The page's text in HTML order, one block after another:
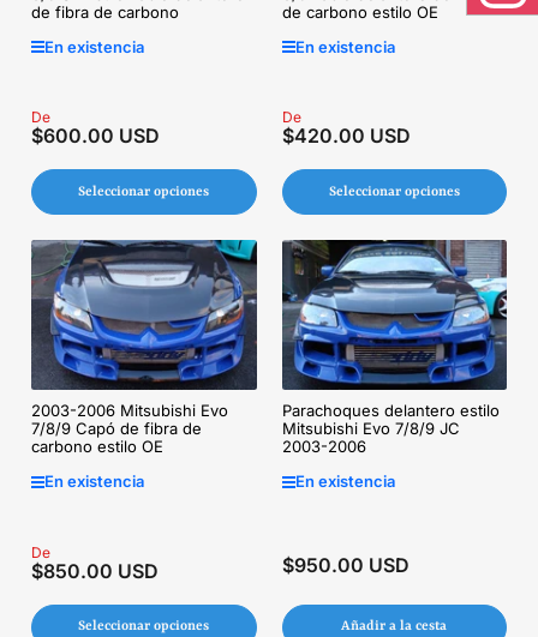
de fibra de carbono
En existencia
Precio
regular
De
$600.00 USD
Seleccionar opciones
de carbono estilo OE
En existencia
Precio
regular
De
$420.00 USD
Seleccionar opciones
2003-2006 Mitsubishi Evo
7/8/9 Capó de fibra de
carbono estilo OE
En existencia
Precio
regular
De
$850.00 USD
Seleccionar opciones
Parachoques delantero estilo
Mitsubishi Evo 7/8/9 JC
2003-2006
En existencia
Precio
$950.00 USD
Añadir a la cesta